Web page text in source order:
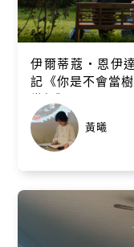
伊爾蒂蔻・恩伊
記《你是不會當
黃曦